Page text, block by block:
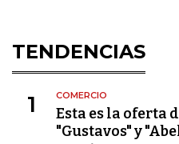
TENDENCIAS
1 COMERCIO
Esta es la oferta
"Gustavos" y